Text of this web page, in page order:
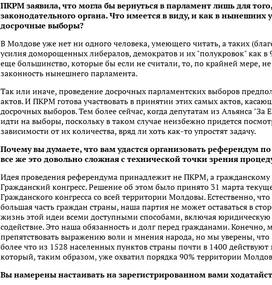
ПКРМ заявила, что могла бы вернуться в парламент лишь для
законодательного органа. Что имеется в виду, и как в нынешних
досрочные выборы?
В Молдове уже нет ни одного человека, умеющего читать, а таких
усилия доморощенных либералов, демократов и их "полукровок" как в
еще большинство, которые бы если не считали, то, по крайней мере,
законность нынешнего парламента.
Так или иначе, проведение досрочных парламентских выборов
актов. И ПКРМ готова участвовать в принятии этих самых актов,
досрочных выборов. Тем более сейчас, когда депутатам из Альянса "За
идти на выборы, поскольку в таком случае неизбежно придется
зависимости от их количества, вряд ли хоть как-то упростят задачу.
Почему вы думаете, что вам удастся организовать референдум
все же это довольно сложная с технической точки зрения
Идея проведения референдума принадлежит не ПКРМ, а
Гражданский конгресс. Решение об этом было принято 31 марта
Гражданского конгресса со всей территории Молдовы. Естественно,
большая часть граждан страны, наша партия не может оставаться в
жизнь этой идеи всеми доступными способами, включая
содействие. Это наша обязанность и долг перед гражданами. Конечно,
препятствовать выражению воли и мнения народа, но мы уверены,
более что из 1528 населенных пунктов страны почти в 1400
который, таким образом, уже охватил порядка 90% территории
Вы намерены настаивать на зарегистрированном вами